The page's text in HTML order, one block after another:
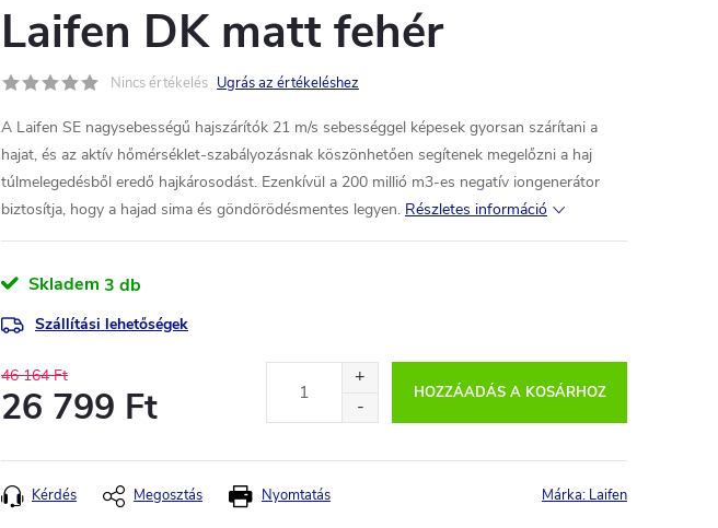
Laifen DK matt fehér
Nincs értékelés Ugrás az értékeléshez
A Laifen SE nagysebességű hajszárítók 21 m/s sebességgel képesek gyorsan szárítani a
hajat, és az aktív hőmérséklet-szabályozásnak köszönhetően segítenek megelőzni a haj
túlmelegedésből eredő hajkárosodást. Ezenkívül a 200 millió m3-es negatív iongenerátor
biztosítja, hogy a hajad sima és göndörödésmentes legyen. Részletes információ
Skladem 3 db
Szállítási lehetőségek
46 164 Ft
26 799 Ft HOZZÁADÁS A KOSÁRHOZ
Nyomtatás
Kérdés Megosztás Márka: Laifen